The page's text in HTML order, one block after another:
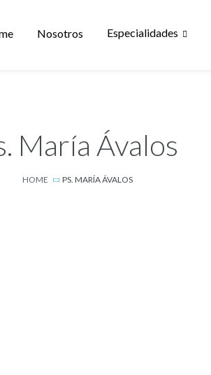
Nosotros Especialidades
María Ávalos
HOME PS. MARÍA ÁVALOS